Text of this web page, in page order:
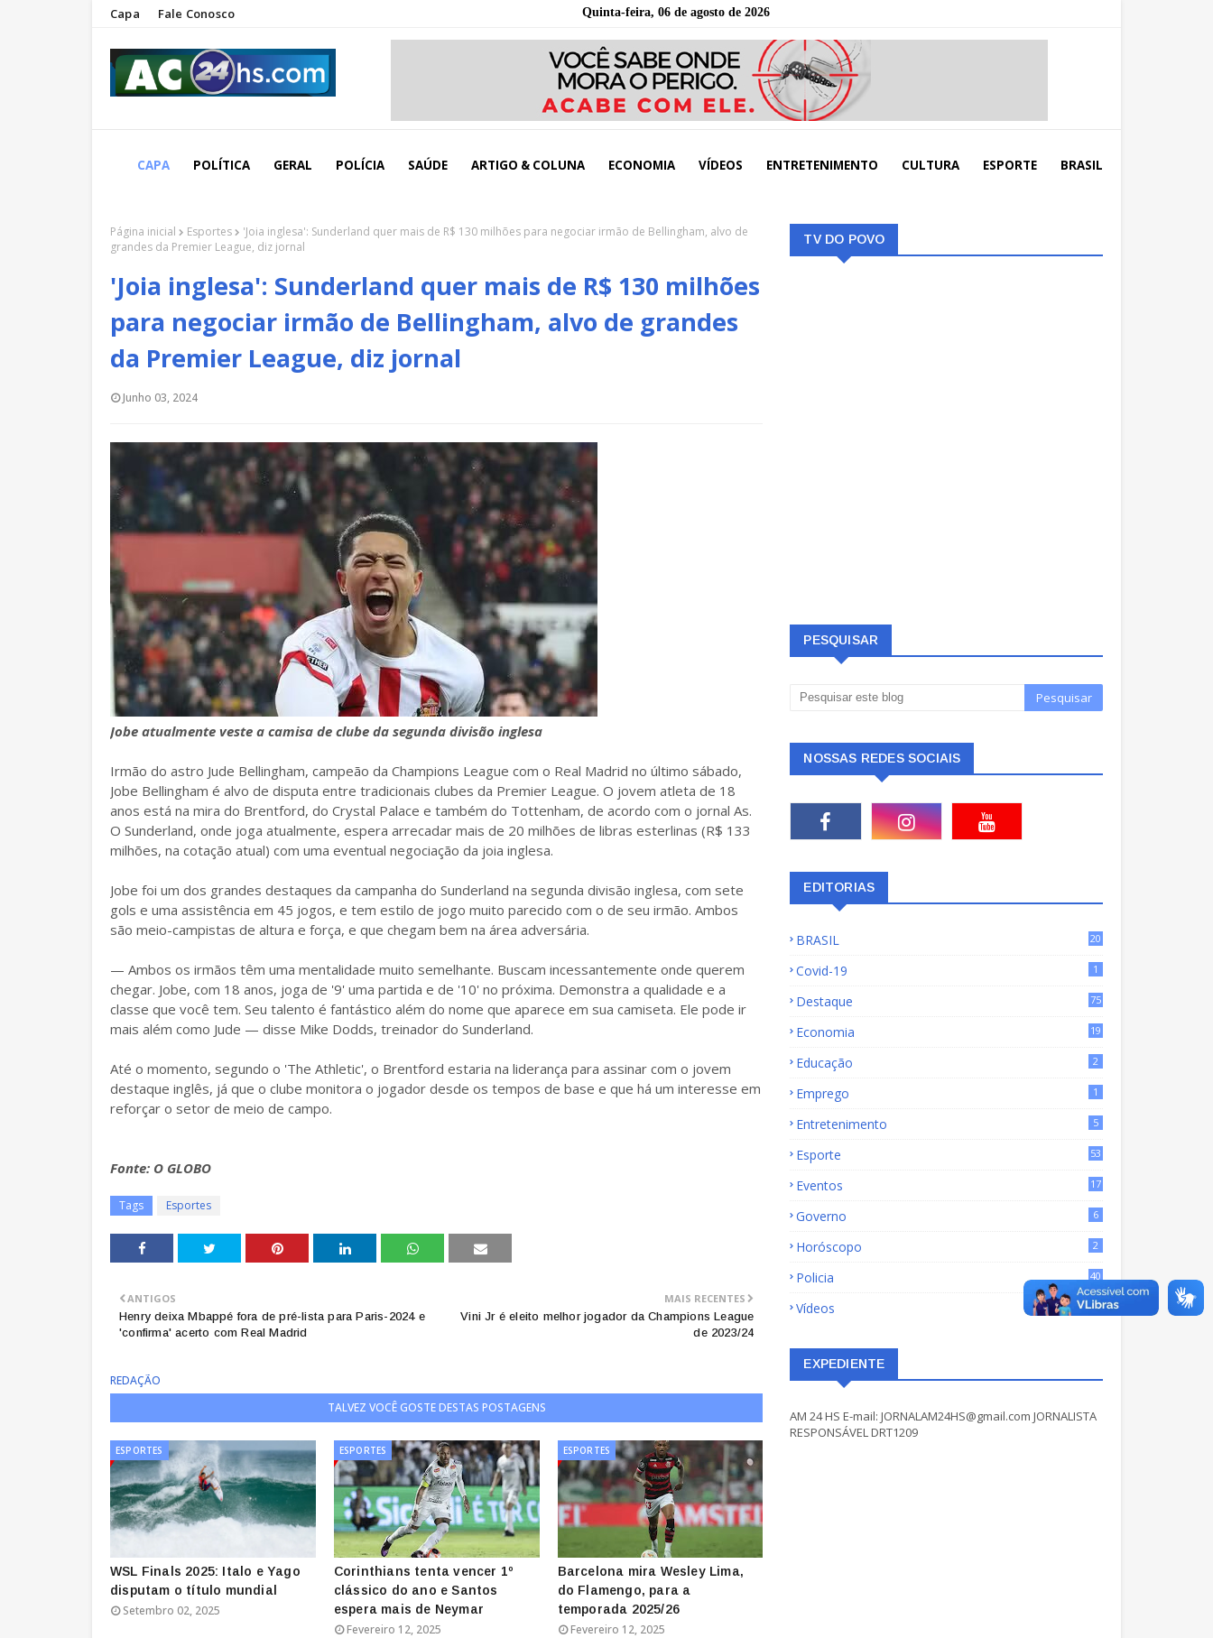
Capa Fale Conosco Quinta-feira, 06 de agosto de 2026
CAPA POLÍTICA GERAL POLÍCIA SAÚDE ARTIGO & COLUNA ECONOMIA VÍDEOS ENTRETENIMENTO CULTURA ESPORTE BRASIL
Página inicial Esportes
'Joia inglesa': Sunderland quer mais de R$ 130 milhões para negociar irmão de Bellingham, alvo de
grandes da Premier League, diz jornal
'Joia inglesa': Sunderland quer mais de R$ 130 milhões
para negociar irmão de Bellingham, alvo de grandes
da Premier League, diz jornal
Junho 03, 2024
Jobe atualmente veste a camisa de clube da segunda divisão inglesa
Irmão do astro Jude Bellingham, campeão da Champions League com o Real Madrid no último sábado,
Jobe Bellingham é alvo de disputa entre tradicionais clubes da Premier League. O jovem atleta de 18
anos está na mira do Brentford, do Crystal Palace e também do Tottenham, de acordo com o jornal As.
O Sunderland, onde joga atualmente, espera arrecadar mais de 20 milhões de libras esterlinas (R$ 133
milhões, na cotação atual) com uma eventual negociação da joia inglesa.
Jobe foi um dos grandes destaques da campanha do Sunderland na segunda divisão inglesa, com sete
gols e uma assistência em 45 jogos, e tem estilo de jogo muito parecido com o de seu irmão. Ambos
são meio-campistas de altura e força, e que chegam bem na área adversária.
— Ambos os irmãos têm uma mentalidade muito semelhante. Buscam incessantemente onde querem
chegar. Jobe, com 18 anos, joga de '9' uma partida e de '10' no próxima. Demonstra a qualidade e a
classe que você tem. Seu talento é fantástico além do nome que aparece em sua camiseta. Ele pode ir
mais além como Jude — disse Mike Dodds, treinador do Sunderland.
Até o momento, segundo o 'The Athletic', o Brentford estaria na liderança para assinar com o jovem
destaque inglês, já que o clube monitora o jogador desde os tempos de base e que há um interesse em
reforçar o setor de meio de campo.
Fonte: O GLOBO
Tags Esportes
MAIS RECENTES
Vini Jr é eleito melhor jogador da Champions League
de 2023/24
ANTIGOS
Henry deixa Mbappé fora de pré-lista para Paris-2024 e
'confirma' acerto com Real Madrid
REDAÇÃO
TALVEZ VOCÊ GOSTE DESTAS POSTAGENS
ESPORTES
WSL Finals 2025: Italo e Yago
disputam o título mundial
Setembro 02, 2025
ESPORTES
Corinthians tenta vencer 1º
clássico do ano e Santos
espera mais de Neymar
Fevereiro 12, 2025
ESPORTES
Barcelona mira Wesley Lima,
do Flamengo, para a
temporada 2025/26
Fevereiro 12, 2025
TV DO POVO
PESQUISAR
NOSSAS REDES SOCIAIS
EDITORIAS
BRASIL
20
Covid-19 1
Destaque
75
Economia
19
Educação 2
Emprego 1
Entretenimento 5
Esporte 53
Eventos 17
Governo 6
Horóscopo 2
Policia 40
Vídeos 17
EXPEDIENTE
AM 24 HS E-mail: JORNALAM24HS@gmail.com JORNALISTA
RESPONSÁVEL DRT1209